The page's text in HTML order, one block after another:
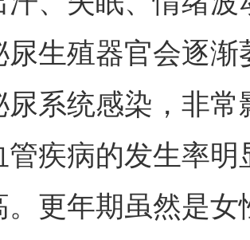
尿生殖器官会逐
尿系统感染，非
管疾病的发生率
。更年期虽然是